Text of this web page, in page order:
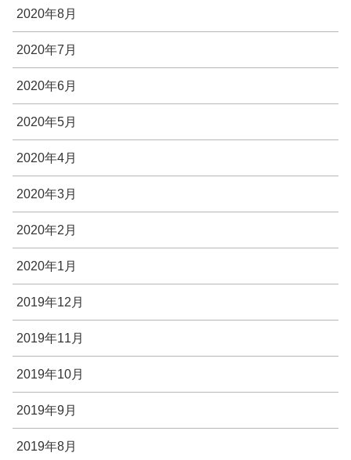
2020年8月
2020年7月
2020年6月
2020年5月
2020年4月
2020年3月
2020年2月
2020年1月
2019年12月
2019年11月
2019年10月
2019年9月
2019年8月